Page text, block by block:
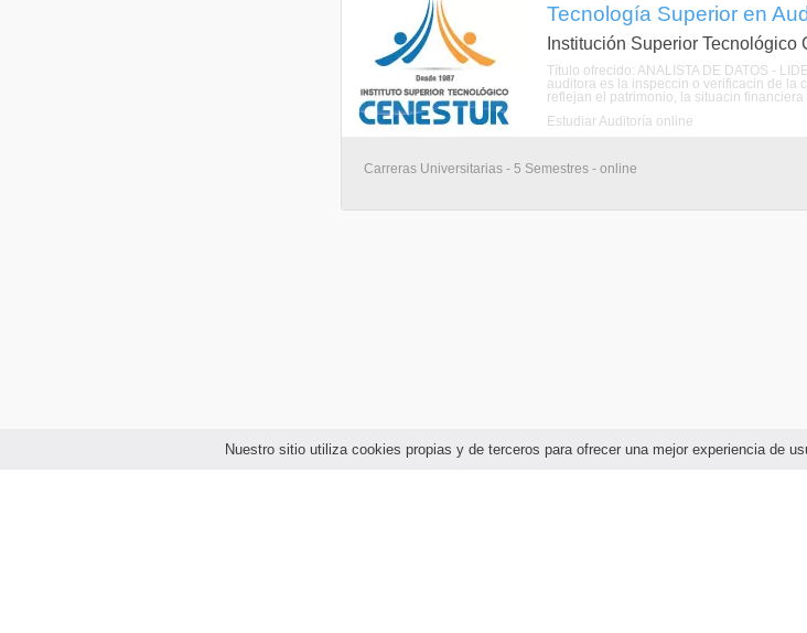
Nuestro sitio utiliza cookies propias y de terceros para ofrecer una mejor experiencia de
Tecnología Superior en
Institución Superior Tecnológico
Título ofrecido: ANALISTA DE DATOS -
auditora es la inspeccin o verificacin de la
reflejan el patrimonio, la situacin financiera
Estudiar Auditoría online
Carreras Universitarias - 5 Semestres - online